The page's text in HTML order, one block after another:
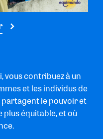
vous contribuez à un
et les individus de
le pouvoir et
plus équitable, et où